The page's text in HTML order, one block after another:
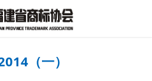
（一）